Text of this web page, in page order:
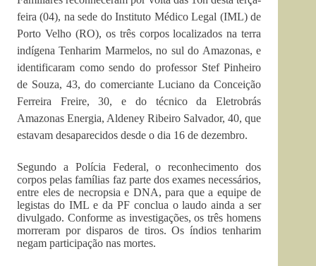
feira (04), na sede do Instituto Médico Legal (IML)de
Porto Velho (RO), os três corpos localizados na terra
indígena Tenharim Marmelos, no sul do Amazonas, e
identificaram como sendo do professor Stef Pinheiro
de Souza, 43, do comerciante Luciano da Conceição
Ferreira Freire, 30, e do técnico da Eletrobrás
Amazonas Energia, Aldeney Ribeiro Salvador, 40, que
estavam desaparecidos desde o dia 16 de dezembro.
Segundo a Polícia Federal, o reconhecimento dos
corpos pelas famílias faz parte dos exames necessários,
entre eles de necropsia e DNA, para que a equipe de
legistas do IML e da PF conclua o laudo ainda a ser
divulgado. Conforme as investigações, os três homens
morreram por disparos de tiros. Os índios tenharim
negam participação nas mortes.